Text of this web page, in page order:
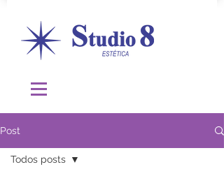
Post
Todos posts